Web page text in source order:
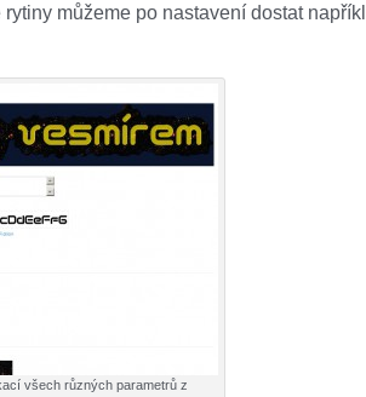
můžeme po nastavení dostat
všech různých parametrů z